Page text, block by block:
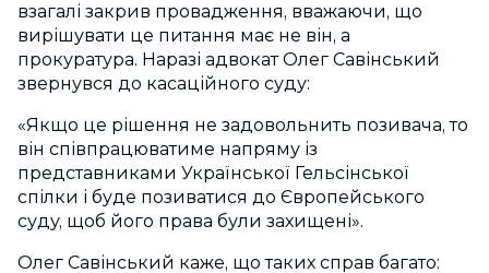
взагалі закрив провадження, вважаючи, що
вирішувати це питання має не він, а
прокуратура. Наразі адвокат Олег Савінський
звернувся до касаційного суду:
«Якщо це рішення не задовольнить позивача, то
він співпрацюватиме напряму із
представниками Української Гельсінської
спілки і буде позиватися до Європейського
суду, щоб його права були захищені».
Олег Савінський каже, що таких справ багато: